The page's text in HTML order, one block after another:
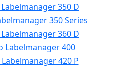
350 D
350 Series
360 D
Labelmanager 400
420 P